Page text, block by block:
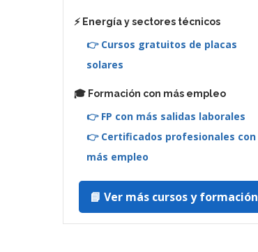
⚡ Energía y sectores técnicos
👉 Cursos gratuitos de placas
solares
🎓 Formación con más empleo
👉 FP con más salidas laborales
👉 Certificados profesionales con
más empleo
📘 Ver más cursos y formación